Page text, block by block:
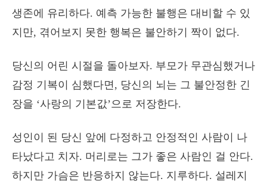
생존에 유리하다. 예측 가능한 불행은 대비할 수 있
지만, 겪어보지 못한 행복은 불안하기 짝이 없다.
당신의 어린 시절을 돌아보자. 부모가 무관심했거나
감정 기복이 심했다면, 당신의 뇌는 그 불안정한 긴
장을 ‘사랑의 기본값’으로 저장한다.
성인이 된 당신 앞에 다정하고 안정적인 사람이 나
타났다고 치자. 머리로는 그가 좋은 사람인 걸 안다.
하지만 가슴은 반응하지 않는다. 지루하다. 설레지